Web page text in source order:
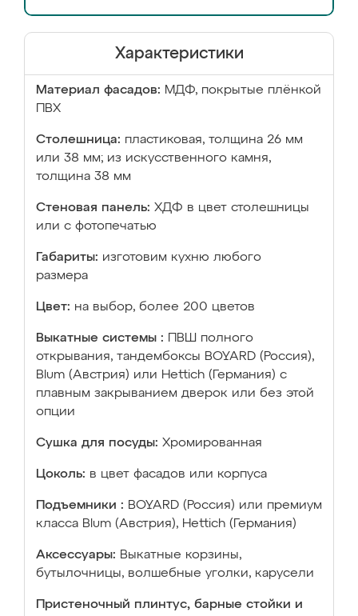
Характеристики
Материал фасадов: МДФ, покрытые плёнкой
ПВХ
Столешница: пластиковая, толщина 26 мм
или 38 мм; из искусственного камня,
толщина 38 мм
Стеновая панель: ХДФ в цвет столешницы
или с фотопечатью
Габариты: изготовим кухню любого
размера
Цвет: на выбор, более 200 цветов
Выкатные системы :
ПВШ полного
открывания, тандембоксы BOYARD (Россия),
Blum (Австрия) или Hettich (Германия) с
плавным закрыванием дверок или без этой
опции
Сушка для посуды: Хромированная
Цоколь: в цвет фасадов или корпуса
Подъемники : BOYARD (Россия) или премиум
класса Blum (Австрия), Hettich (Германия)
Аксессуары: Выкатные корзины,
бутылочницы, волшебные уголки, карусели
Пристеночный плинтус, барные стойки и